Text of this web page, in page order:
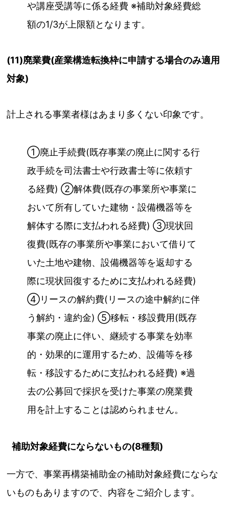
や講座受講等に係る経費 ※補助対象経費総
額の1/3が上限額となります。
(11)廃業費(産業構造転換枠に申請する場合のみ適用
対象)
計上される事業者様はあまり多くない印象です。
①廃止手続費(既存事業の廃止に関する行
政手続を司法書士や行政書士等に依頼す
る経費) ②解体費(既存の事業所や事業に
おいて所有していた建物・設備機器等を
解体する際に支払われる経費) ③現状回
復費(既存の事業所や事業において借りて
いた土地や建物、設備機器等を返却する
際に現状回復するために支払われる経費)
④リースの解約費(リースの途中解約に伴
う解約・違約金) ⑤移転・移設費用(既存
事業の廃止に伴い、継続する事業を効率
的・効果的に運用するため、設備等を移
転・移設するために支払われる経費) ※過
去の公募回で採択を受けた事業の廃業費
用を計上することは認められません。
補助対象経費にならないもの(8種類)
一方で、事業再構築補助金の補助対象経費にならな
いものもありますので、内容をご紹介します。